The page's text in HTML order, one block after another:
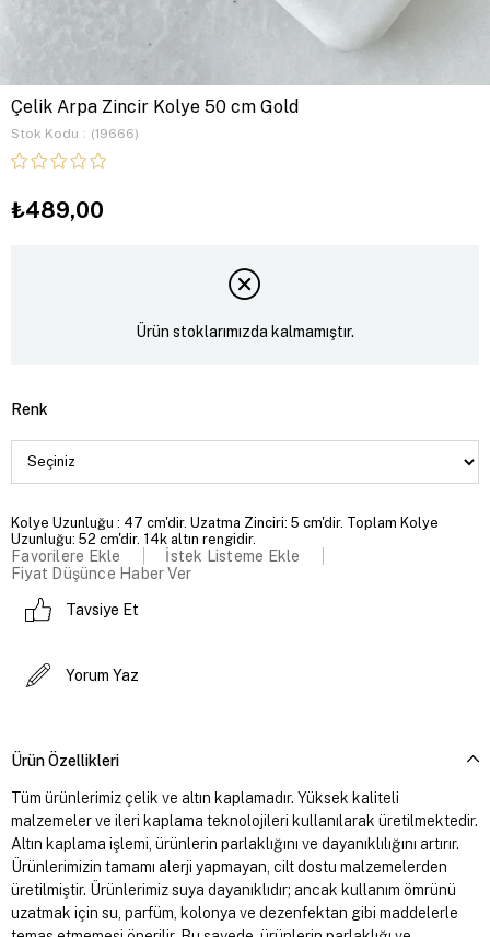
Çelik Arpa Zincir Kolye 50 cm Gold
Stok Kodu (19666)
₺489,00
Ürün stoklarımızda kalmamıştır.
Renk
Kolye Uzunluğu : 47 cm'dir. Uzatma Zinciri: 5 cm'dir. Toplam Kolye
Uzunluğu: 52 cm'dir. 14k altın rengidir.
Favorilere Ekle
İstek Listeme Ekle
Fiyat Düşünce Haber Ver
Tavsiye Et
Yorum Yaz
Ürün Özellikleri
Tüm ürünlerimiz çelik ve altın kaplamadır. Yüksek kaliteli
malzemeler ve ileri kaplama teknolojileri kullanılarak üretilmektedir.
Altın kaplama işlemi, ürünlerin parlaklığını ve dayanıklılığını artırır.
Ürünlerimizin tamamı alerji yapmayan, cilt dostu malzemelerden
üretilmiştir. Ürünlerimiz suya dayanıklıdır; ancak kullanım ömrünü
uzatmak için su, parfüm, kolonya ve dezenfektan gibi maddelerle